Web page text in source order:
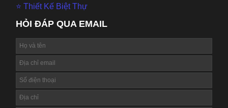
⭐ Thiết Kế Biệt Thự
HỎI ĐÁP QUA EMAIL